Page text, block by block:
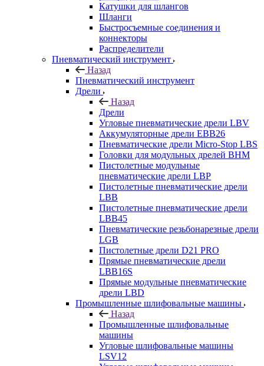
Катушки для шлангов
Шланги
Быстросъемные соединения и
коннекторы
Распределители
Пневматический инструмент
Назад
Пневматический инструмент
Дрели
Назад
Дрели
Угловые пневматические дрели LBV
Аккумуляторные дрели EBB26
Пневматические дрели Micro-Stop LBS
Головки для модульных дрелей BHM
Пистолетные модульные
пневматические дрели LBP
Пистолетные пневматические дрели
LBB
Пистолетные пневматические дрели
LBB45
Пневматические резьбонарезные дрели
LGB
Пистолетные дрели D21 PRO
Прямые пневматические дрели
LBB16S
Прямые модульные пневматические
дрели LBD
Промышленные шлифовальные машины
Назад
Промышленные шлифовальные
машины
Угловые шлифовальные машины
LSV12